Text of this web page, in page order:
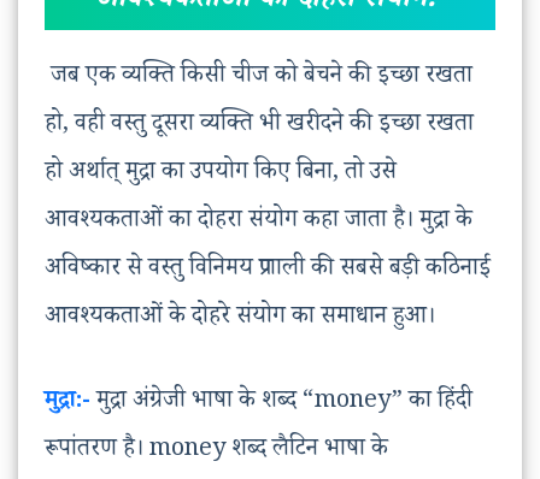
जब एक व्यक्ति किसी चीज को बेचने की इच्छा रखता
हो, वही वस्तु दूसरा व्यक्ति भी खरीदने की इच्छा रखता
हो अर्थात् मुद्रा का उपयोग किए बिना, तो उसे
आवश्यकताओं का दोहरा संयोग कहा जाता है। मुद्रा के
अविष्कार से वस्तु विनिमय प्रणाली की सबसे बड़ी कठिनाई
आवश्यकताओं के दोहरे संयोग का समाधान हुआ।
मुद्रा:-मुद्रा अंग्रेजी भाषा के शब्द “money” का हिंदी
रूपांतरण है। money शब्द लैटिन भाषा के